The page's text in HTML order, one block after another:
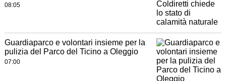
08:05
Guardiaparco e volontari insieme per la
pulizia del Parco del Ticino a Oleggio
07:00